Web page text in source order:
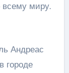
миру.
Андреас
городе